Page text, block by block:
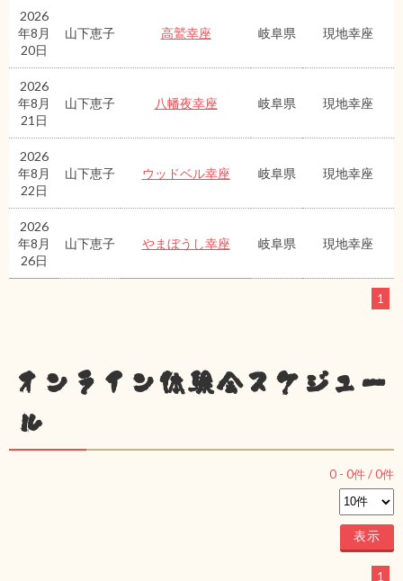
2026
年8月
20日
山下恵子 高鷲幸座 岐阜県 現地幸座
2026
年8月
21日
山下恵子 八幡夜幸座 岐阜県 現地幸座
2026
年8月
22日
山下恵子 ウッドベル幸座 岐阜県 現地幸座
2026
年8月
26日
山下恵子 やまぼうし幸座 岐阜県 現地幸座
1
オンライン体験会スケジュー
ル
0 - 0件 /0件
1